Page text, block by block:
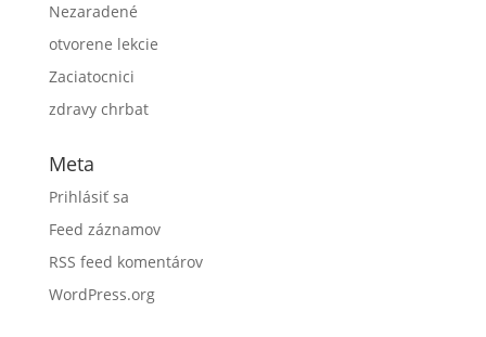
Nezaradené
otvorene lekcie
Zaciatocnici
zdravy chrbat
Meta
Prihlásiť sa
Feed záznamov
RSS feed komentárov
WordPress.org